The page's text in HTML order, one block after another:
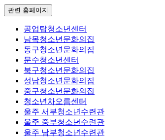
관련 홈페이지
공업탑청소년센터
남목청소년문화의집
동구청소년문화의집
문수청소년센터
북구청소년문화의집
성남청소년문화의집
중구청소년문화의집
청소년차오름센터
울주 서부청소년수련관
울주 중부청소년수련관
울주 남부청소년수련관